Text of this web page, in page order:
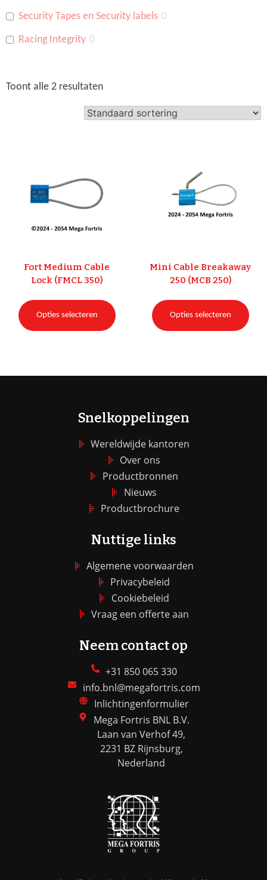
Security Tapes en Security labels 0
Racing Integrity 0
Toont alle 2 resultaten
Fort Medium Cable
Lock (FMCL 350)
Opties selecteren
Mini Cable Breakaway
250 (MCB 250)
Opties selecteren
Snelkoppelingen
Wereldwijde kantoren
Over ons
Productbronnen
Nieuws
Productbrochure
Nuttige links
Algemene voorwaarden
Privacybeleid
Cookiebeleid
Vraag een offerte aan
Neem contact op
+31 850 065 330
info.bnl@megafortris.com
Inlichtingenformulier
Mega Fortris BNL B.V.
Laan van Verhof 49,
2231 BZ Rijnsburg,
Nederland